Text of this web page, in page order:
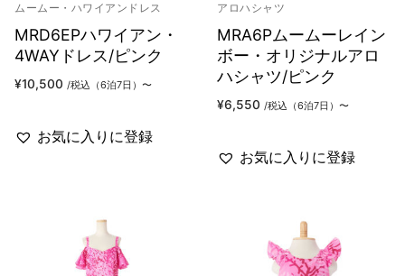
ムームー・ハワイアンドレス
MRD6EPハワイアン・
4WAYドレス/ピンク
¥10,500 /税込（6泊7日）〜
お気に入りに登録
アロハシャツ
MRA6Pムームーレイン
ボー・オリジナルアロ
ハシャツ/ピンク
¥6,550 /税込（6泊7日）〜
お気に入りに登録